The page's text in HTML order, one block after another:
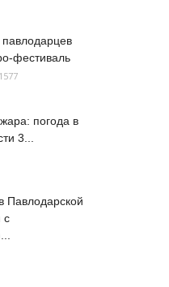
фестиваль
1577
погода в
3...
Павлодарской
с